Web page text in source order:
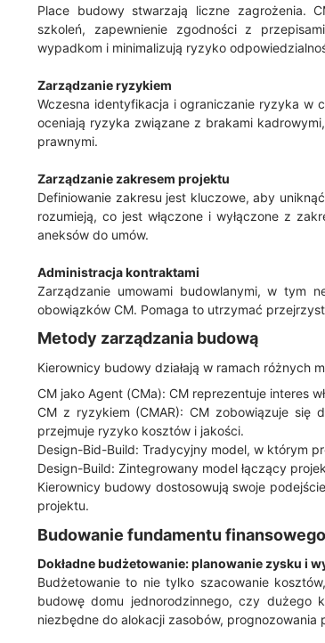
Place budowy stwarzają liczne zagrożenia.
szkoleń, zapewnienie zgodności z
wypadkom i minimalizują ryzyko
Zarządzanie ryzykiem
Wczesna identyfikacja i ograniczanie ryzyka w
oceniają ryzyka związane z brakami
prawnymi.
Zarządzanie zakresem projektu
Definiowanie zakresu jest kluczowe, aby
rozumieją, co jest włączone i wyłączone z
aneksów do umów.
Administracja kontraktami
Zarządzanie umowami budowlanymi, w tym
obowiązków CM. Pomaga to utrzymać
Metody zarządzania budową
Kierownicy budowy działają w ramach różnych
CM jako Agent (CMa): CM reprezentuje interes
CM z ryzykiem (CMAR): CM zobowiązuje się
przejmuje ryzyko kosztów i jakości.
Design-Bid-Build: Tradycyjny model, w którym
Design-Build: Zintegrowany model łączący
Kierownicy budowy dostosowują swoje
projektu.
Budowanie fundamentu
Dokładne budżetowanie: planowanie zysku i
Budżetowanie to nie tylko szacowanie
budowę domu jednorodzinnego, czy dużego
niezbędne do alokacji zasobów, prognozowania